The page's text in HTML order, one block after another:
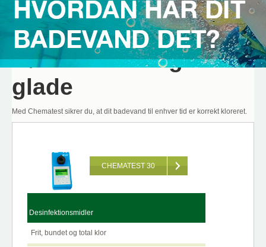
SWAN Chematest 30, 35 og 42
Gør dine badegæster
glade
Med Chematest sikrer du, at dit badevand til enhver tid er korrekt kloreret.
CHEMATEST 30
Desinfektionsmidler
Frit, bundet og total klor